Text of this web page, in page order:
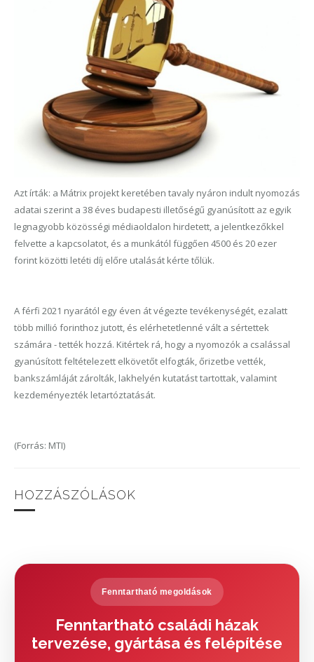
Azt írták: a Mátrix projekt keretében tavaly nyáron indult nyomozás
adatai szerint a 38 éves budapesti illetőségű gyanúsított az egyik
legnagyobb közösségi médiaoldalon hirdetett, a jelentkezőkkel
felvette a kapcsolatot, és a munkától függően 4500 és 20 ezer
forint közötti letéti díj előre utalását kérte tőlük.
A férfi 2021 nyarától egy éven át végezte tevékenységét, ezalatt
több millió forinthoz jutott, és elérhetetlenné vált a sértettek
számára - tették hozzá. Kitértek rá, hogy a nyomozók a csalással
gyanúsított feltételezett elkövetőt elfogták, őrizetbe vették,
bankszámláját zárolták, lakhelyén kutatást tartottak, valamint
kezdeményezték letartóztatását.
(Forrás: MTI)
HOZZÁSZÓLÁSOK
Fenntartható megoldások
Fenntartható családi házak
tervezése, gyártása és felépítése